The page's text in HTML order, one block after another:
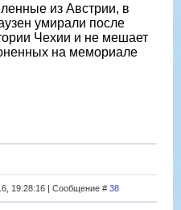
из Австрии, в
умирали после
Чехии и не мешает
на мемориале
19:28:16 | Сообщение # 38